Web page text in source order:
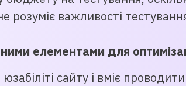
важливості
елементами для
сайту і вміє